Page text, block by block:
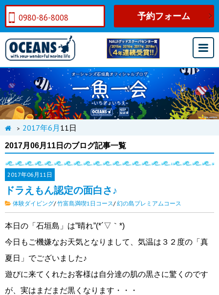
0980-86-8008 予約フォーム
> 2017年6月 11日
2017月06月11日のブログ記事一覧
2017年06月11日
ドラえもん認定の面白さ♪
体験ダイビング/ 竹富島満喫1日コース/ 幻の島プレミアムコース
本日の「石垣島」は”晴れ”(*´▽｀*)
今日もご機嫌なお天気となりまして、気温は３２度の「真
夏日」でございました♪
遊びに来てくれたお客様は自分達の肌の黒さに驚くのです
が、実はまだまだ黒くなります・・・